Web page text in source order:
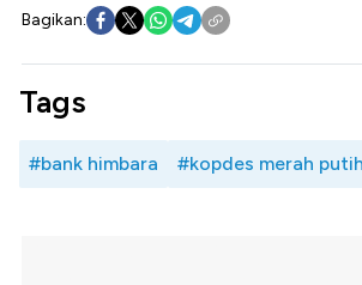
Bagikan:
Tags
#bank himbara #kopdes merah putih